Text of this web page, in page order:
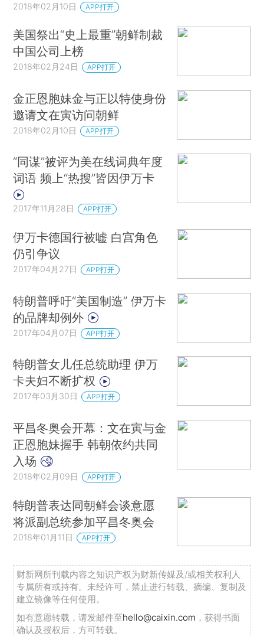
2018年02月10日 APP打开
美国祭出“史上最重”朝鲜制裁
中国公司上榜
2018年02月24日 APP打开
金正恩胞妹金与正以特使身份
邀请文在寅访问朝鲜
2018年02月10日 APP打开
“同谋”被评为美在线词典年度
词语 频上“热搜”皆因伊万卡
2017年11月28日 APP打开
伊万卡德国行被嘘 白宫角色
仍引争议
2017年04月27日 APP打开
特朗普呼吁“美国制造” 伊万卡
的品牌却例外
2017年04月07日 APP打开
特朗普女儿任总统助理 伊万
卡夫妇不断扩权
2017年03月30日 APP打开
平昌冬奥会开幕：文在寅与金
正恩胞妹握手 韩朝依约共同
入场
2018年02月09日 APP打开
特朗普表达同朝鲜会谈意愿
将派副总统参加平昌冬奥会
2018年01月11日 APP打开
财新网所刊载内容之知识产权为财新传媒及/或相关权利人
专属所有或持有。未经许可，禁止进行转载、摘编、复制及
建立镜像等任何使用。
如有意愿转载，请发邮件至hello@caixin.com ，获得书面
确认及授权后，方可转载。